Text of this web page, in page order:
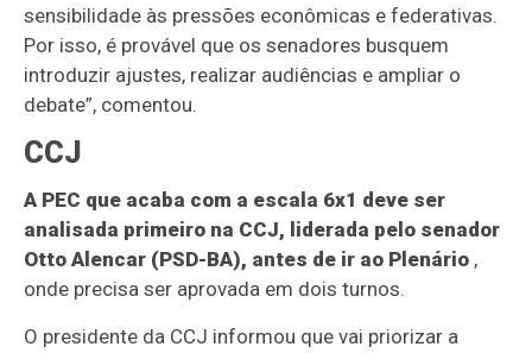
sensibilidade às pressões econômicas e federativas.
Por isso, é provável que os senadores busquem
introduzir ajustes, realizar audiências e ampliar o
debate”, comentou.
CCJ
A PEC que acaba com a escala 6x1 deve ser
analisada primeiro na CCJ, liderada pelo senador
Otto Alencar (PSD-BA), antes de ir ao Plenário ,
onde precisa ser aprovada em dois turnos.
O presidente da CCJ informou que vai priorizar a